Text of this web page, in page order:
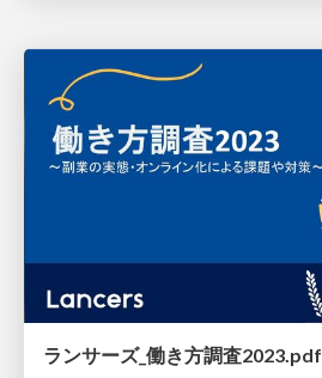
ランサーズ_働き方調査2023.pdf